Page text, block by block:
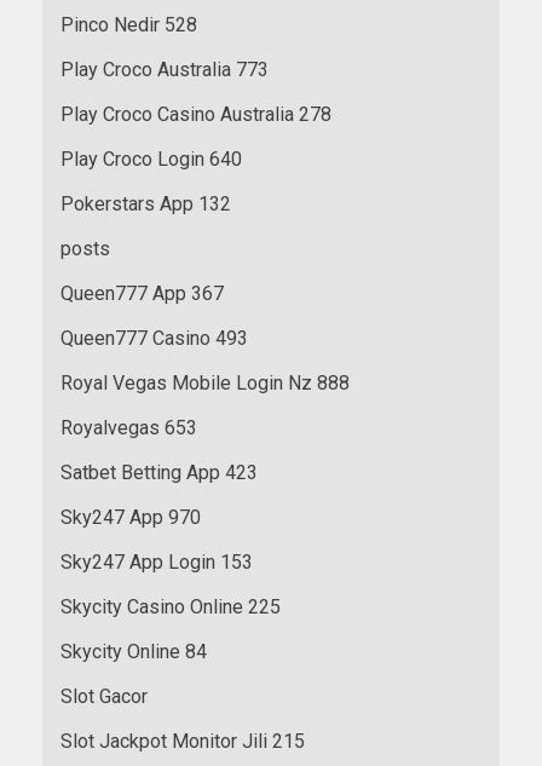
Pinco Nedir 528
Play Croco Australia 773
Play Croco Casino Australia 278
Play Croco Login 640
Pokerstars App 132
posts
Queen777 App 367
Queen777 Casino 493
Royal Vegas Mobile Login Nz 888
Royalvegas 653
Satbet Betting App 423
Sky247 App 970
Sky247 App Login 153
Skycity Casino Online 225
Skycity Online 84
Slot Gacor
Slot Jackpot Monitor Jili 215